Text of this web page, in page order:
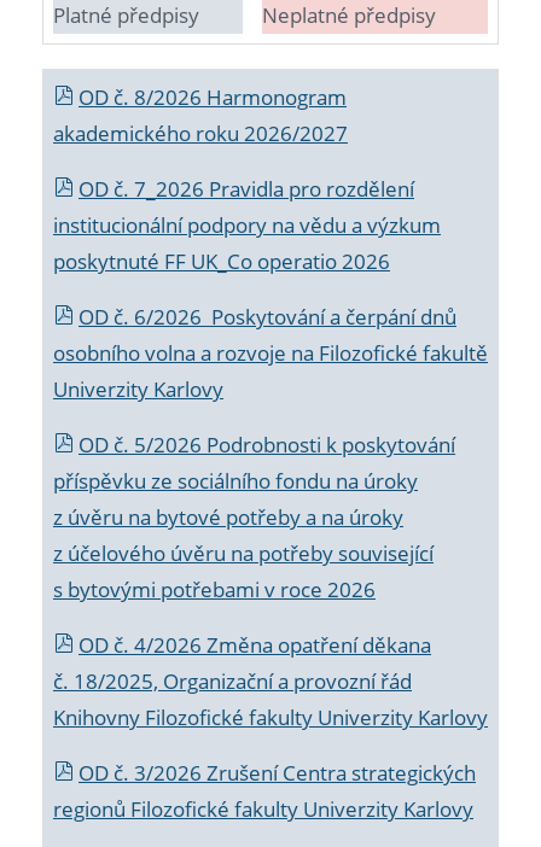
Platné předpisy Neplatné předpisy
OD č. 8/2026 Harmonogram
akademického roku 2026/2027
OD č. 7_2026 Pravidla pro rozdělení
institucionální podpory na vědu a výzkum
poskytnuté FF UK_Co operatio 2026
OD č. 6/2026 Poskytování a čerpání dnů
osobního volna a rozvoje na Filozofické fakultě
Univerzity Karlovy
OD č. 5/2026 Podrobnosti k poskytování
příspěvku ze sociálního fondu na úroky
z úvěru na bytové potřeby a na úroky
z účelového úvěru na potřeby související
s bytovými potřebami v roce 2026
OD č. 4/2026 Změna opatření děkana
č. 18/2025, Organizační a provozní řád
Knihovny Filozofické fakulty Univerzity Karlovy
OD č. 3/2026 Zrušení Centra strategických
regionů Filozofické fakulty Univerzity Karlovy